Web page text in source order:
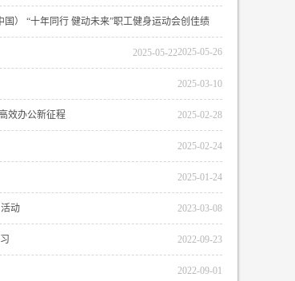
） “十年同行 健动未来”职工健身运动会创佳绩
2025-05-26
2025-05-22
2025-03-10
效办公新征程 2025-02-28
2025-02-24
2025-01-24
动 2023-03-08
2022-09-23
2022-09-01